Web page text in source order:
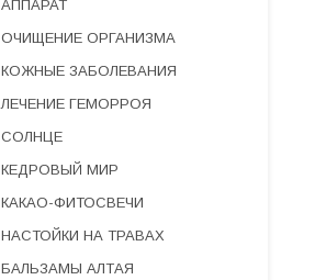
АППАРАТ
ОЧИЩЕНИЕ ОРГАНИЗМА
КОЖНЫЕ ЗАБОЛЕВАНИЯ
ЛЕЧЕНИЕ ГЕМОРРОЯ
СОЛНЦЕ
КЕДРОВЫЙ МИР
КАКАО-ФИТОСВЕЧИ
НАСТОЙКИ НА ТРАВАХ
БАЛЬЗАМЫ АЛТАЯ